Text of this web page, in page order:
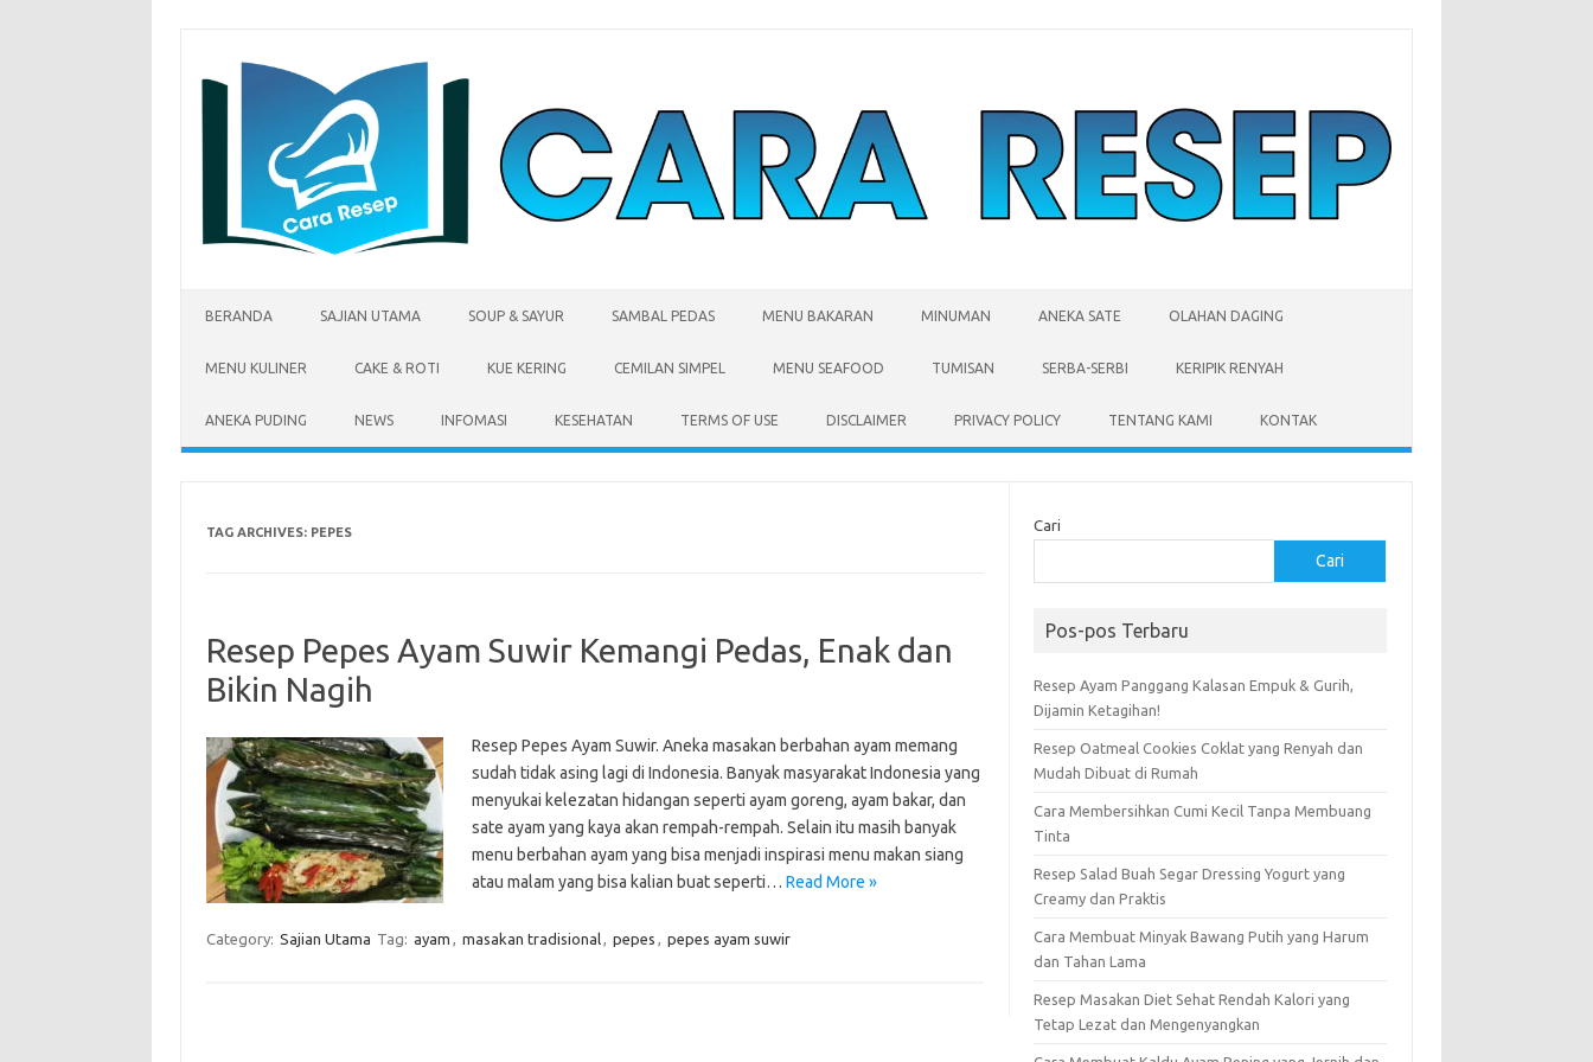
BERANDA SAJIAN UTAMA SOUP & SAYUR SAMBAL PEDAS MENU BAKARAN MINUMAN ANEKA SATE OLAHAN DAGING
MENU KULINER CAKE & ROTI KUE KERING CEMILAN SIMPEL MENU SEAFOOD TUMISAN SERBA-SERBI KERIPIK RENYAH
ANEKA PUDING NEWS INFOMASI KESEHATAN TERMS OF USE DISCLAIMER PRIVACY POLICY TENTANG KAMI KONTAK
TAG ARCHIVES: PEPES
Resep Pepes Ayam Suwir Kemangi Pedas, Enak dan
Bikin Nagih
Resep Pepes Ayam Suwir. Aneka masakan berbahan ayam memang
sudah tidak asing lagi di Indonesia. Banyak masyarakat Indonesia yang
menyukai kelezatan hidangan seperti ayam goreng, ayam bakar, dan
sate ayam yang kaya akan rempah-rempah. Selain itu masih banyak
menu berbahan ayam yang bisa menjadi inspirasi menu makan siang
atau malam yang bisa kalian buat seperti… Read More »
Category: Sajian Utama Tag: ayam masakan tradisional pepes pepes ayam suwir
Cari
Cari
Pos-pos Terbaru
Resep Ayam Panggang Kalasan Empuk & Gurih,
Dijamin Ketagihan!
Resep Oatmeal Cookies Coklat yang Renyah dan
Mudah Dibuat di Rumah
Cara Membersihkan Cumi Kecil Tanpa Membuang
Tinta
Resep Salad Buah Segar Dressing Yogurt yang
Creamy dan Praktis
Cara Membuat Minyak Bawang Putih yang Harum
dan Tahan Lama
Resep Masakan Diet Sehat Rendah Kalori yang
Tetap Lezat dan Mengenyangkan